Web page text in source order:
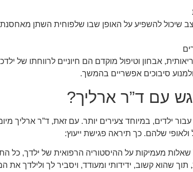
שיכול להשפיע על האופן שבו שלפוחית השתן
אבחון וטיפול מוקדם הם חיוניים לרווחתו של
סיבוכים אפשריים בהמשך.
עם ד”ר ארליך?
עבור ילדים, במיוחד צעירים יותר. עם זאת, ד”ר ארליך
שלהם. כך תיראה פגישת ייעוץ:
מעמיקות על ההיסטוריה הרפואית של ילדך, כל
שהוא קשוב, ידידותי ומעודד, ויסביר לך ולילדך